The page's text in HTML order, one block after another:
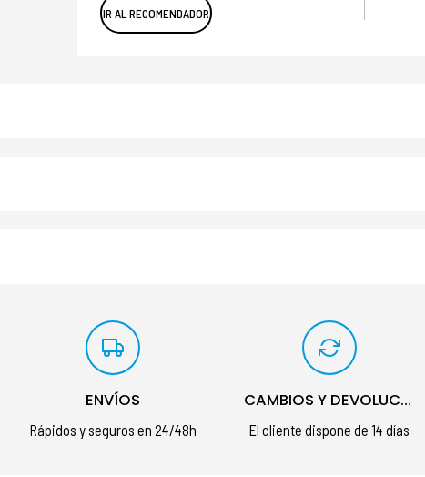
IR AL RECOMENDADOR
ENVÍOS
Rápidos y seguros en 24/48h
CAMBIOS Y DEVOLUCIONES
El cliente dispone de 14 días